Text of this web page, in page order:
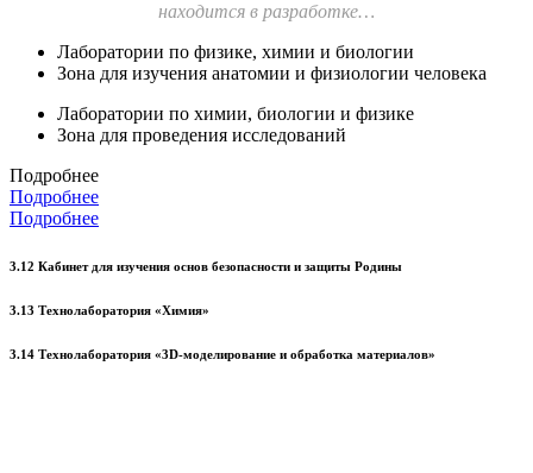
находится в разработке…
Лаборатории по физике, химии и биологии
Зона для изучения анатомии и физиологии человека
Лаборатории по химии, биологии и физике
Зона для проведения исследований
Подробнее
Подробнее
Подробнее
3.12 Кабинет для изучения основ безопасности и защиты Родины
3.13 Технолаборатория «Химия»
3.14 Технолаборатория «3D-моделирование и обработка материалов»